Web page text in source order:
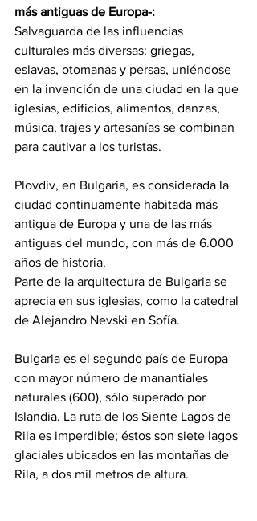
más antiguas de Europa-:
Salvaguarda de las influencias
culturales más diversas: griegas,
eslavas, otomanas y persas, uniéndose
en la invención de una ciudad en la que
iglesias, edificios, alimentos, danzas,
música, trajes y artesanías se combinan
para cautivar a los turistas.
Plovdiv, en Bulgaria, es considerada la
ciudad continuamente habitada más
antigua de Europa y una de las más
antiguas del mundo, con más de 6.000
años de historia.
Parte de la arquitectura de Bulgaria se
aprecia en sus iglesias, como la catedral
de Alejandro Nevski en Sofía.
Bulgaria es el segundo país de Europa
con mayor número de manantiales
naturales (600), sólo superado por
Islandia. La ruta de los Siente Lagos de
Rila es imperdible; éstos son siete lagos
glaciales ubicados en las montañas de
Rila, a dos mil metros de altura.